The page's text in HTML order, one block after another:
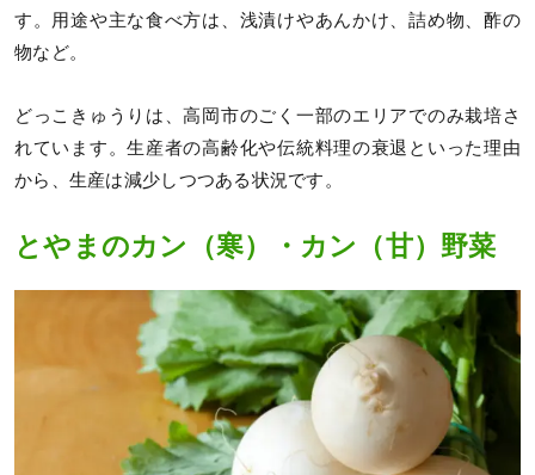
す。用途や主な食べ方は、浅漬けやあんかけ、詰め物、酢の
物など。
どっこきゅうりは、高岡市のごく一部のエリアでのみ栽培さ
れています。生産者の高齢化や伝統料理の衰退といった理由
から、生産は減少しつつある状況です。
とやまのカン（寒）・カン（甘）野菜